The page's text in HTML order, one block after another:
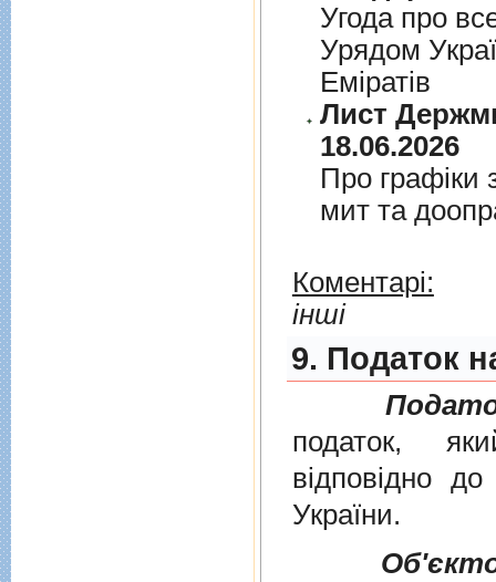
Угода про
Урядом
Емiратiв
Лист
18.06.2026
Про графiки
мит та
Коментарі:
інші
9. Податок
податок,
вiдповiдно
України.